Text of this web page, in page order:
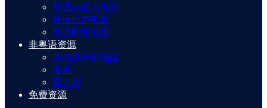
粤语动画大电影
粤语原声电影
粤语配音电影
非粤语资源
其他原声剧场版
漫画
真人剧
免费资源